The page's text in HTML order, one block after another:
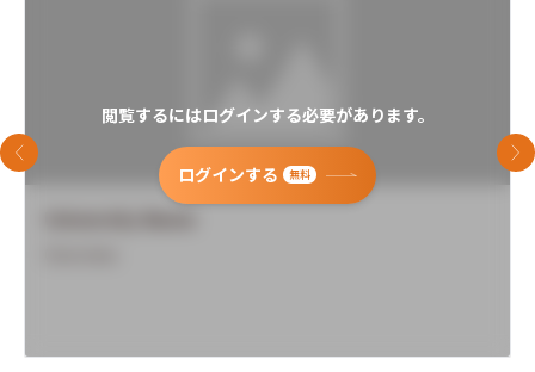
閲覧するにはログインする必要があります。
ログインする 無料
前のスライド 次